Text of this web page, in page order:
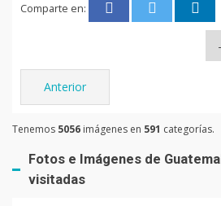
Comparte en:
Anterior
Tenemos 5056 imágenes en 591 categorías.
Fotos e Imágenes de
visitadas